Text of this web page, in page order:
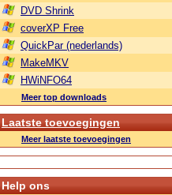
DVD Shrink
coverXP Free
QuickPar (nederlands)
MakeMKV
HWiNFO64
Meer top downloads
Laatste toevoegingen
Meer laatste toevoegingen
Help ons